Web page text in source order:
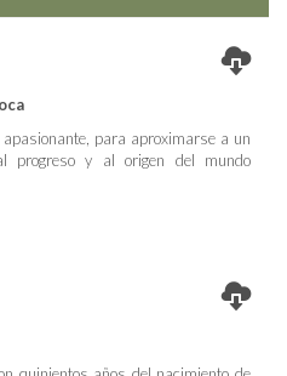
para aproximarse a un
progreso y al origen del mundo